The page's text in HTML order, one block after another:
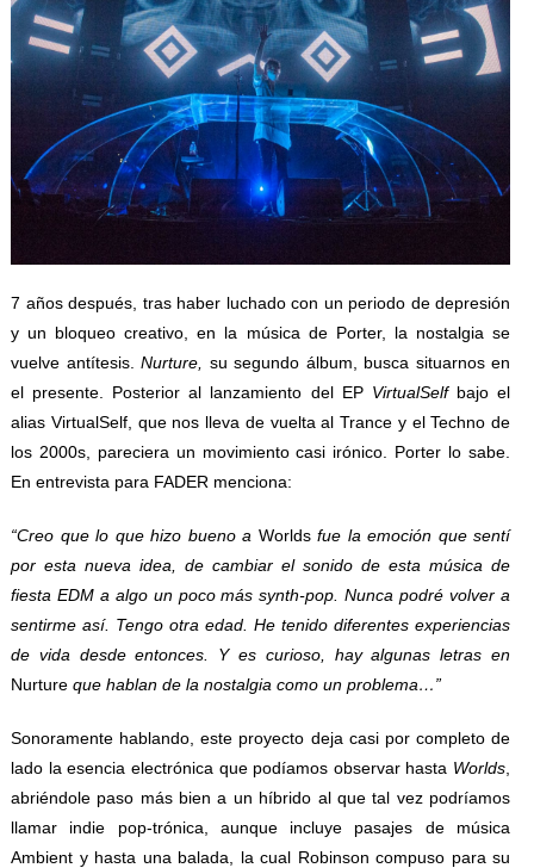
7 años después, tras haber luchado con un periodo de depresión
y un bloqueo creativo, en la música de Porter, la nostalgia se
vuelve antítesis. Nurture,
su segundo álbum, busca situarnos en
el presente. Posterior al lanzamiento del EP VirtualSelfbajo el
alias VirtualSelf, que nos lleva de vuelta al Trance y el Techno de
los 2000s, pareciera un movimiento casi irónico. Porter lo sabe.
En entrevista para FADER menciona:
“Creo que lo que hizo bueno a Worldsfue la emoción que sentí
por esta nueva idea, de cambiar el sonido de esta música de
fiesta EDM a algo un poco más synth-pop. Nunca podré volver a
sentirme así. Tengo otra edad. He tenido diferentes experiencias
de vida desde entonces. Y es curioso, hay algunas letras en
Nurture que hablan de la nostalgia como un problema…”
Sonoramente hablando, este proyecto deja casi por completo de
lado la esencia electrónica que podíamos observar hasta Worlds
abriéndole paso más bien a un híbrido al que tal vez podríamos
llamar indie pop-trónica, aunque incluye pasajes de música
Ambient y hasta una balada, la cual Robinson compuso para su